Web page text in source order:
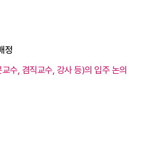
정
수, 겸직교수, 강사 등)의 입주 논의